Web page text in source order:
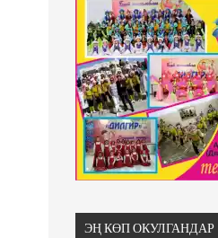
ЭҢ КӨП ОКУЛГАНДАР